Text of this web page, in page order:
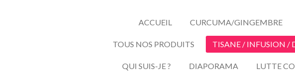
ACCUEIL CURCUMA/GINGEMBRE
TOUS NOS PRODUITS TISANE / INFUSION /
QUI SUIS-JE ? DIAPORAMA LUTTE